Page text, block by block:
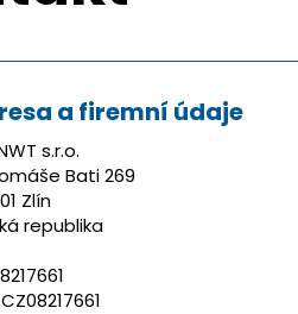
a firemní údaje
s.r.o.
Bati 269
Zlín
republika